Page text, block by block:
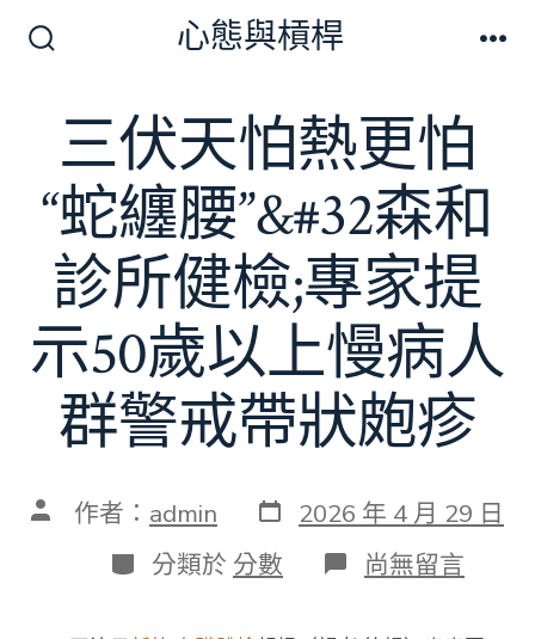
切
開
關
心態與槓桿
三伏天怕熱更怕
“蛇纏腰”&#32森和
診所健檢;專家提
示50歲以上慢病人
群警戒帶狀皰疹
文 作者： admin 發
表
日
期
2026 年 4 月 29 日
分
類
分類於 分數 在
〈三
尚無留言